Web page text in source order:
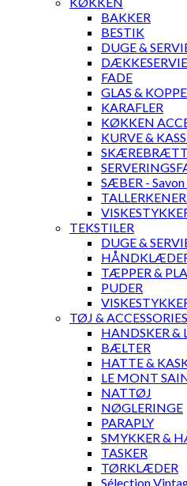
BAKKER
BESTIK
DUGE &
FADE
GLAS &
KARAFLER
KØKKEN
KURVE &
SÆBER -
TEKSTILER
DUGE &
TÆPPER &
PUDER
TØJ & ACCESSORIES
HANDSKER &
BÆLTER
HATTE &
LE MONT
NATTØJ
NØGLERINGE
PARAPLY
SMYKKER &
TASKER
TØRKLÆDER
Sélection